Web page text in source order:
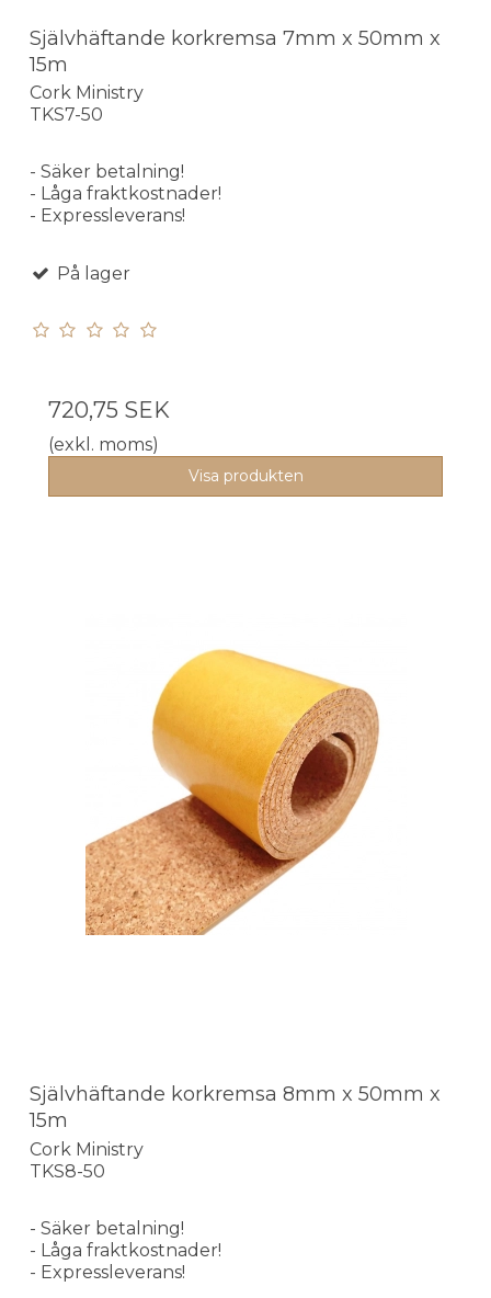
Självhäftande korkremsa 7mm x 50mm x
15m
Cork Ministry
TKS7-50
- Säker betalning!
- Låga fraktkostnader!
- Expressleverans!
På lager
720,75 SEK
(exkl. moms)
Visa produkten
Självhäftande korkremsa 8mm x 50mm x
15m
Cork Ministry
TKS8-50
- Säker betalning!
- Låga fraktkostnader!
- Expressleverans!